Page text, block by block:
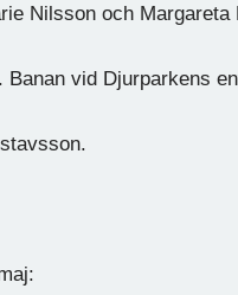
Nilsson och Margareta
Banan vid Djurparkens